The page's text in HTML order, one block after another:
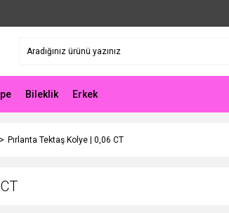
Bileklik Erkek
Pırlanta Tektaş Kolye | 0,06 CT